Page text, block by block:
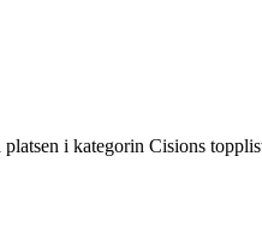
i kategorin Cisions